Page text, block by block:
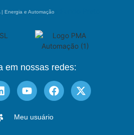
| Energia e Automação
em nossas redes:
Meu usuário